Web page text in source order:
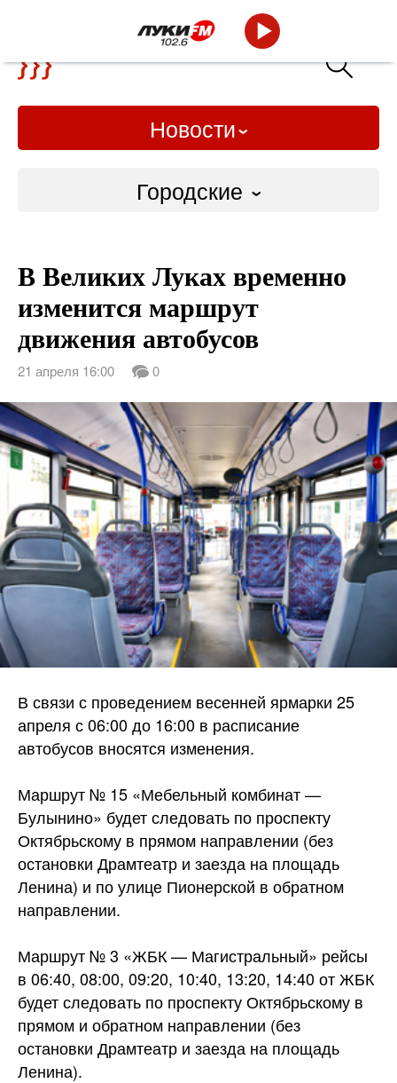
Новости
Городские
Слово Дело
Народные
В Великих Луках временно
изменится маршрут
движения автобусов
21 апреля 16:00 0
В связи с проведением весенней ярмарки 25
апреля с 06:00 до 16:00 в расписание
автобусов вносятся изменения.
Маршрут № 15 «Мебельный комбинат —
Булынино» будет следовать по проспекту
Октябрьскому в прямом направлении (без
остановки Драмтеатр и заезда на площадь
Ленина) и по улице Пионерской в обратном
направлении.
Маршрут № 3 «ЖБК — Магистральный» рейсы
в 06:40, 08:00, 09:20, 10:40, 13:20, 14:40 от ЖБК
будет следовать по проспекту Октябрьскому в
прямом и обратном направлении (без
остановки Драмтеатр и заезда на площадь
Ленина).